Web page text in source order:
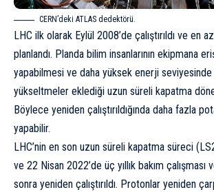
CERN’deki ATLAS dedektörü.
LHC ilk olarak Eylül 2008’de çalıştırıldı ​​ve en
planlandı. Planda bilim insanlarının ekipmana
yapabilmesi ve daha yüksek enerji seviyesinde
yükseltmeler eklediği uzun süreli kapatma
Böylece yeniden çalıştırıldığında daha fazla
yapabilir.
LHC’nin en son uzun süreli kapatma süreci
ve 22 Nisan 2022’de üç yıllık bakım
sonra yeniden çalıştırıldı. Protonlar yeniden